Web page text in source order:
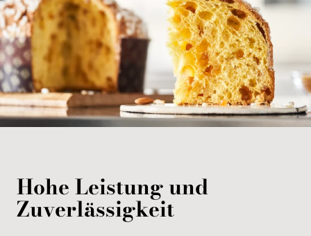
Hohe Leistung und
Zuverlässigkeit